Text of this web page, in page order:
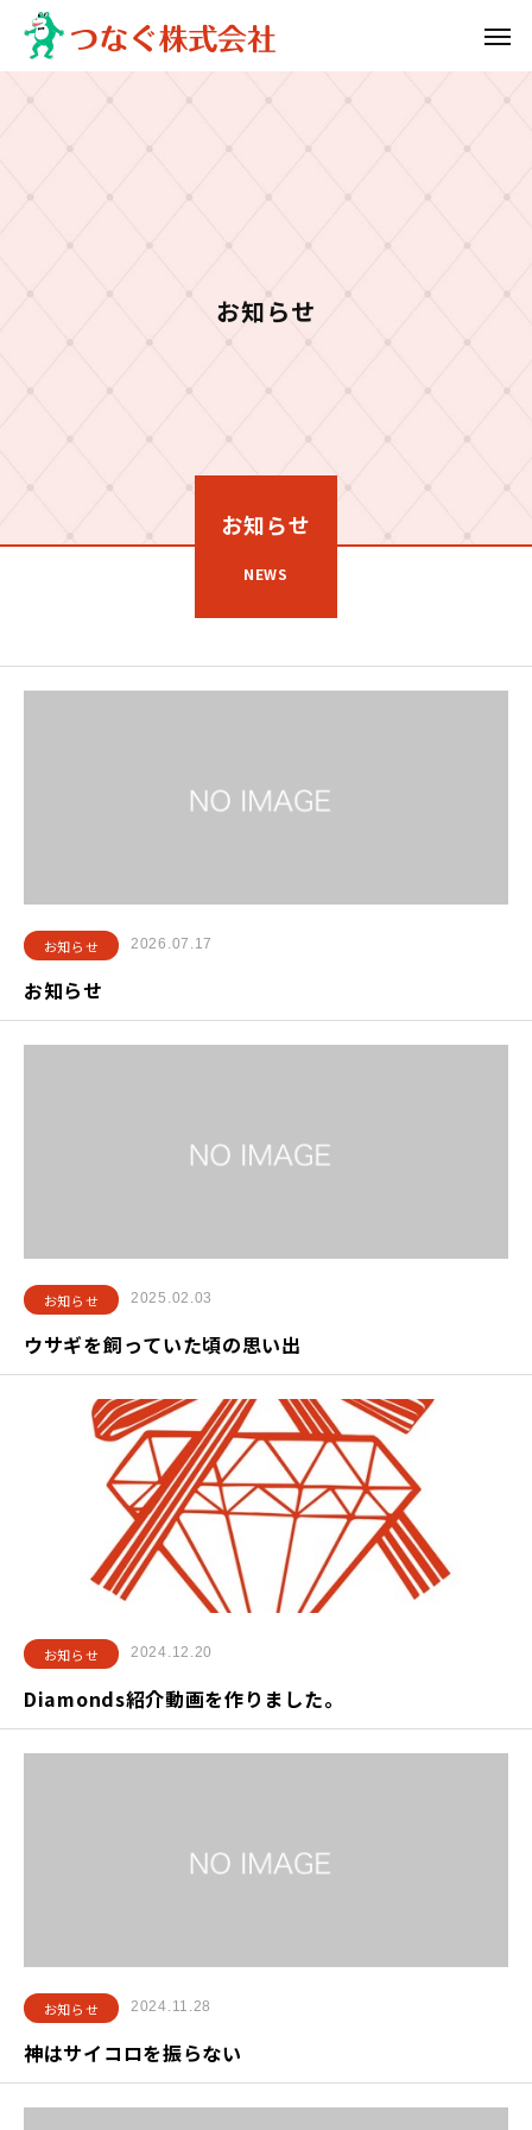
お知らせ
お知らせ
NEWS
お知らせ 2026.07.17
お知らせ
お知らせ 2025.02.03
ウサギを飼っていた頃の思い出
お知らせ 2024.12.20
Diamonds紹介動画を作りました。
お知らせ 2024.11.28
神はサイコロを振らない